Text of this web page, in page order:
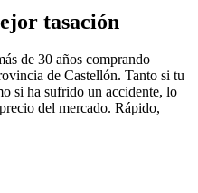
tasación
de 30 años comprando
de Castellón. Tanto si tu
si ha sufrido un accidente, lo
del mercado. Rápido,